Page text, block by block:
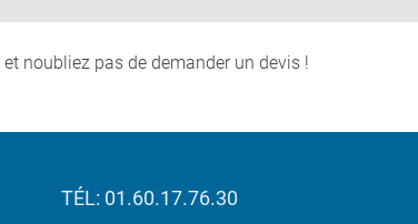
et noubliez pas de demander un devis !
TÉL: 01.60.17.76.30